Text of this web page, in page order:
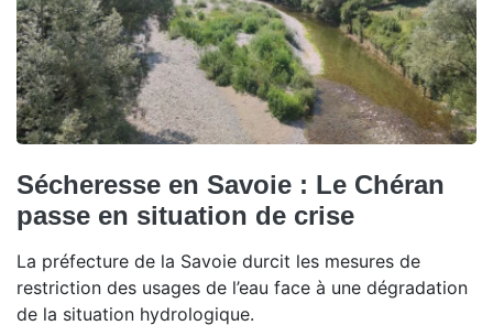
Sécheresse en Savoie : Le Chéran
passe en situation de crise
La préfecture de la Savoie durcit les mesures de
restriction des usages de l’eau face à une dégradation
de la situation hydrologique.